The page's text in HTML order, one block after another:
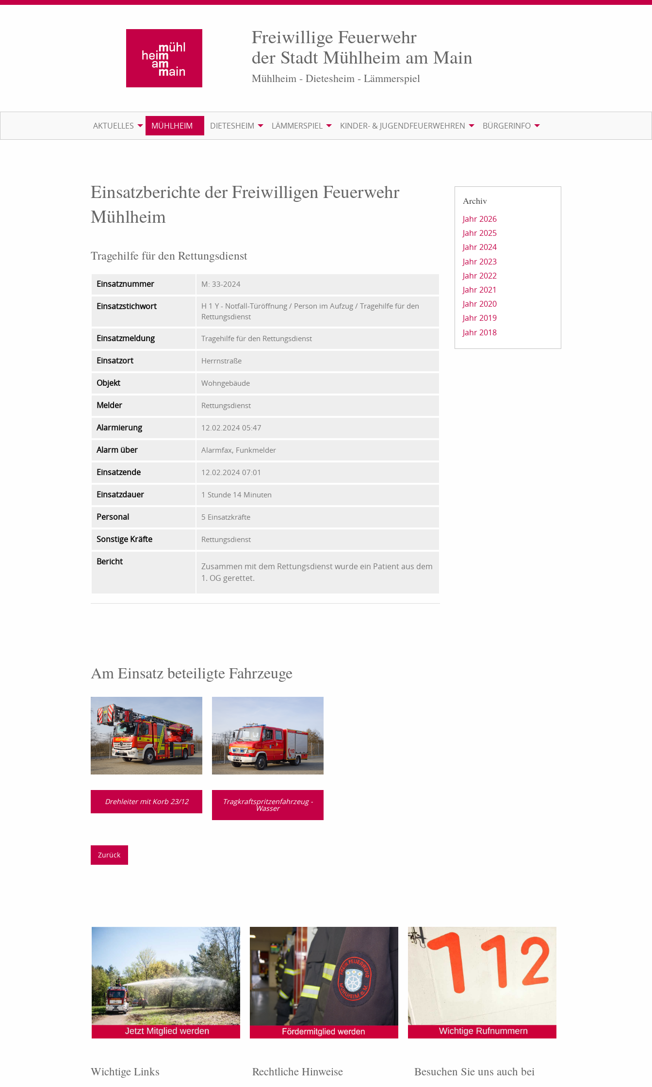
Freiwillige Feuerwehr
der Stadt Mühlheim am Main
Mühlheim - Dietesheim - Lämmerspiel
AKTUELLES MÜHLHEIM DIETESHEIM LÄMMERSPIEL KINDER- & JUGENDFEUERWEHREN BÜRGERINFO
Einsatzberichte der Freiwilligen Feuerwehr
Mühlheim
Tragehilfe für den Rettungsdienst
Einsatznummer M: 33-2024
Einsatzstichwort
H 1 Y - Notfall-Türöffnung / Person im Aufzug / Tragehilfe für den
Rettungsdienst
Einsatzmeldung Tragehilfe für den Rettungsdienst
Einsatzort Herrnstraße
Objekt Wohngebäude
Melder Rettungsdienst
Alarmierung 12.02.2024 05:47
Alarm über Alarmfax, Funkmelder
Einsatzende 12.02.2024 07:01
Einsatzdauer 1 Stunde 14 Minuten
Personal 5 Einsatzkräfte
Sonstige Kräfte Rettungsdienst
Bericht
Zusammen mit dem Rettungsdienst wurde ein Patient aus dem
1. OG gerettet.
Am Einsatz beteiligte Fahrzeuge
Drehleiter mit Korb 23/12 Tragkraftspritzenfahrzeug -
Wasser
Zurück
Archiv
Jahr 2026
Jahr 2025
Jahr 2024
Jahr 2023
Jahr 2022
Jahr 2021
Jahr 2020
Jahr 2019
Jahr 2018
Wichtige Links Rechtliche Hinweise Besuchen Sie uns auch bei